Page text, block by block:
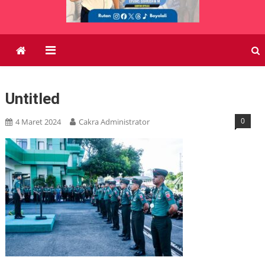
Untitled
4 Maret 2024 Cakra Administrator 0